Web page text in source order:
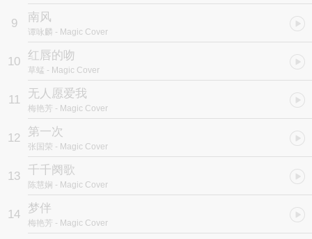
9 南风
谭咏麟 - Magic Cover
10 红唇的吻
草蜢 - Magic Cover
11 无人愿爱我
梅艳芳 - Magic Cover
12 第一次
张国荣 - Magic Cover
13 千千阕歌
陈慧娴 - Magic Cover
14 梦伴
梅艳芳 - Magic Cover